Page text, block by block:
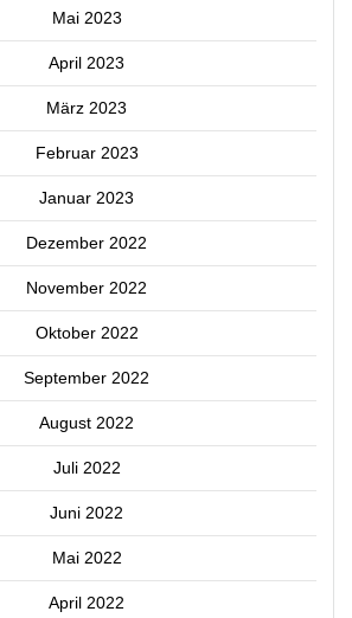
Mai 2023
April 2023
März 2023
Februar 2023
Januar 2023
Dezember 2022
November 2022
Oktober 2022
September 2022
August 2022
Juli 2022
Juni 2022
Mai 2022
April 2022